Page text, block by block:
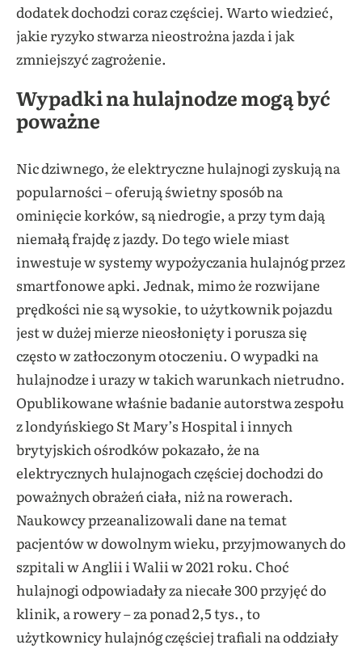
dodatek dochodzi coraz częściej. Warto wiedzieć,
jakie ryzyko stwarza nieostrożna jazda i jak
zmniejszyć zagrożenie.
Wypadki na hulajnodze mogą być
poważne
Nic dziwnego, że elektryczne hulajnogi zyskują na
popularności – oferują świetny sposób na
ominięcie korków, są niedrogie, a przy tym dają
niemałą frajdę z jazdy. Do tego wiele miast
inwestuje w systemy wypożyczania hulajnóg przez
smartfonowe apki. Jednak, mimo że rozwijane
prędkości nie są wysokie, to użytkownik pojazdu
jest w dużej mierze nieosłonięty i porusza się
często w zatłoczonym otoczeniu. O wypadki na
hulajnodze i urazy w takich warunkach nietrudno.
Opublikowane właśnie badanie autorstwa zespołu
z londyńskiego St Mary’s Hospital i innych
brytyjskich ośrodków pokazało, że na
elektrycznych hulajnogach częściej dochodzi do
poważnych obrażeń ciała, niż na rowerach.
Naukowcy przeanalizowali dane na temat
pacjentów w dowolnym wieku, przyjmowanych do
szpitali w Anglii i Walii w 2021 roku. Choć
hulajnogi odpowiadały za niecałe 300 przyjęć do
klinik, a rowery – za ponad 2,5 tys., to
użytkownicy hulajnóg częściej trafiali na oddziały